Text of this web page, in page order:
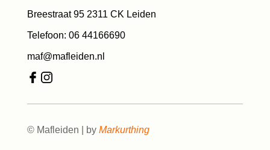
Breestraat 95 2311 CK Leiden
Telefoon: 06 44166690
maf@mafleiden.nl
© Mafleiden | by Markurthing